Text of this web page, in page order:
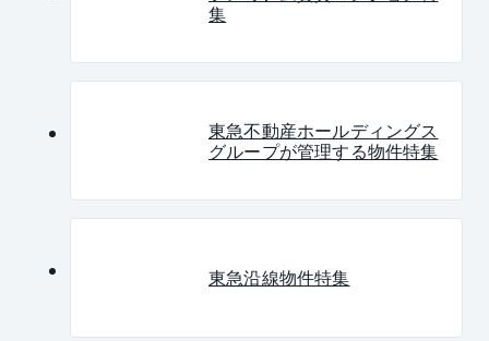
集
東急不動産ホールディングス
グループが管理する物件特集
東急沿線物件特集